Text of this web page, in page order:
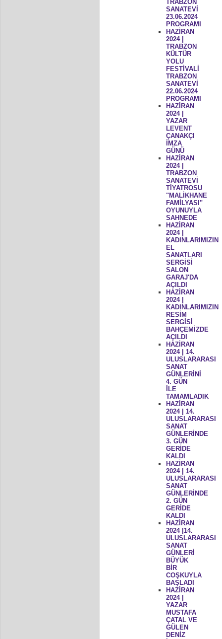
TRABZON
SANATEVİ
23.06.2024
PROGRAMI
HAZİRAN
2024 |
TRABZON
KÜLTÜR
YOLU
FESTİVALİ
TRABZON
SANATEVİ
22.06.2024
PROGRAMI
HAZİRAN
2024 |
YAZAR
LEVENT
ÇANAKÇI
İMZA
GÜNÜ
HAZİRAN
2024 |
TRABZON
SANATEVİ
TİYATROSU
"MALİKHANE
FAMİLYASI"
OYUNUYLA
SAHNEDE
HAZİRAN
2024 |
KADINLARIMIZIN
EL
SANATLARI
SERGİSİ
SALON
GARAJ'DA
AÇILDI
HAZİRAN
2024 |
KADINLARIMIZIN
RESİM
SERGİSİ
BAHÇEMİZDE
AÇILDI
HAZİRAN
2024 | 14.
ULUSLARARASI
SANAT
GÜNLERİNİ
4. GÜN
İLE
TAMAMLADIK
HAZİRAN
2024 | 14.
ULUSLARARASI
SANAT
GÜNLERİNDE
3. GÜN
GERİDE
KALDI
HAZİRAN
2024 | 14.
ULUSLARARASI
SANAT
GÜNLERİNDE
2. GÜN
GERİDE
KALDI
HAZİRAN
2024 |14.
ULUSLARARASI
SANAT
GÜNLERİ
BÜYÜK
BİR
COŞKUYLA
BAŞLADI
HAZİRAN
2024 |
YAZAR
MUSTAFA
ÇATAL VE
GÜLEN
DENİZ